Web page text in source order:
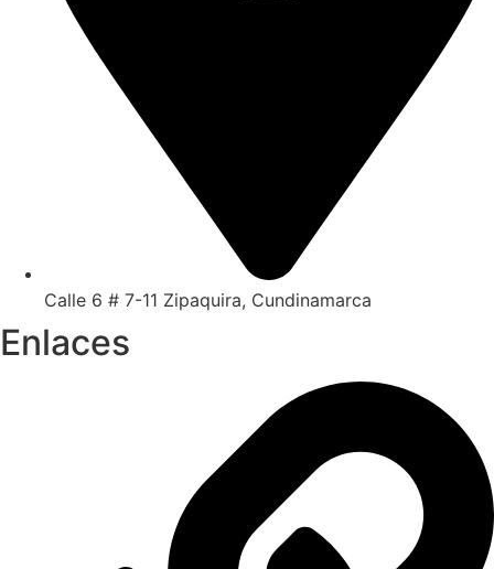
Calle 6 # 7-11 Zipaquira, Cundinamarca
Enlaces